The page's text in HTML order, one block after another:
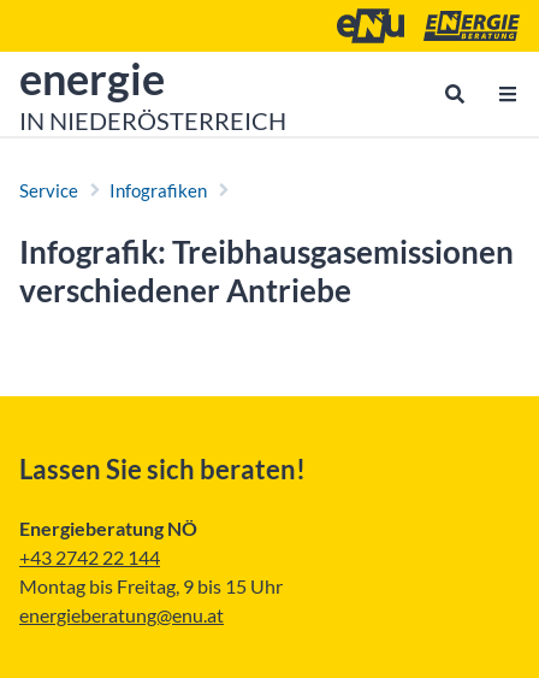
Energie- und
zur Startseite von
energie
IN NIEDERÖSTERREICH
Service Infografiken
Infografik: Treibhausgasemissionen
verschiedener Antriebe
Lassen Sie sich beraten!
Energieberatung NÖ
+43 2742 22 144
Montag bis Freitag, 9 bis 15 Uhr
energieberatung@enu.at